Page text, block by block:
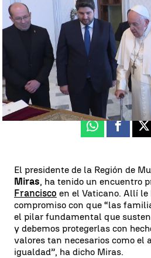
Josu Larrea
Publicado:
04 de marzo
Whatsapp X
El presidente de la Región de
Miras, ha tenido un encuentro
Francisco en el Vaticano. Allí le
compromiso con que “las
el pilar fundamental que
y debemos protegerlas con
valores tan necesarios como el
igualdad”, ha dicho Miras.